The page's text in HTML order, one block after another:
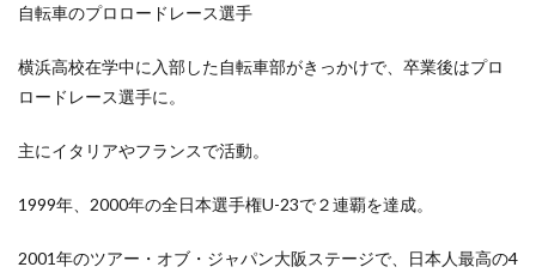
自転車のプロロードレース選手
横浜高校在学中に入部した自転車部がきっかけで、卒業後はプロ
ロードレース選手に。
主にイタリアやフランスで活動。
1999年、2000年の全日本選手権U-23で２連覇を達成。
2001年のツアー・オブ・ジャパン大阪ステージで、日本人最高の4